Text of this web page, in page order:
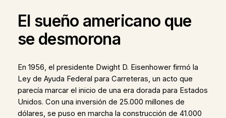
El sueño americano que
se desmorona
En 1956, el presidente Dwight D. Eisenhower firmó la
Ley de Ayuda Federal para Carreteras, un acto que
parecía marcar el inicio de una era dorada para Estados
Unidos. Con una inversión de 25.000 millones de
dólares, se puso en marcha la construcción de 41.000